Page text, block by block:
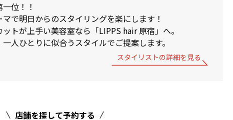
位！！
で明日からのスタイリングを楽にします！
トが上手い美容室なら「LIPPS hair 原宿」へ。
人ひとりに似合うスタイルでご提案します。
スタイリストの詳細を見る
店舗を探して予約する